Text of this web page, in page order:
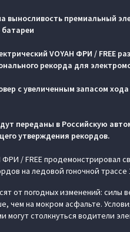
выносливость премиальный
VOYAH ФРИ / FREE
рекорда для
с увеличенным запасом
переданы в Российскую
утверждения рекордов.
ФРИ / FREE
на ледовой гоночной
от погодных изменений:
чем на мокром асфальте.
могут столкнуться водители